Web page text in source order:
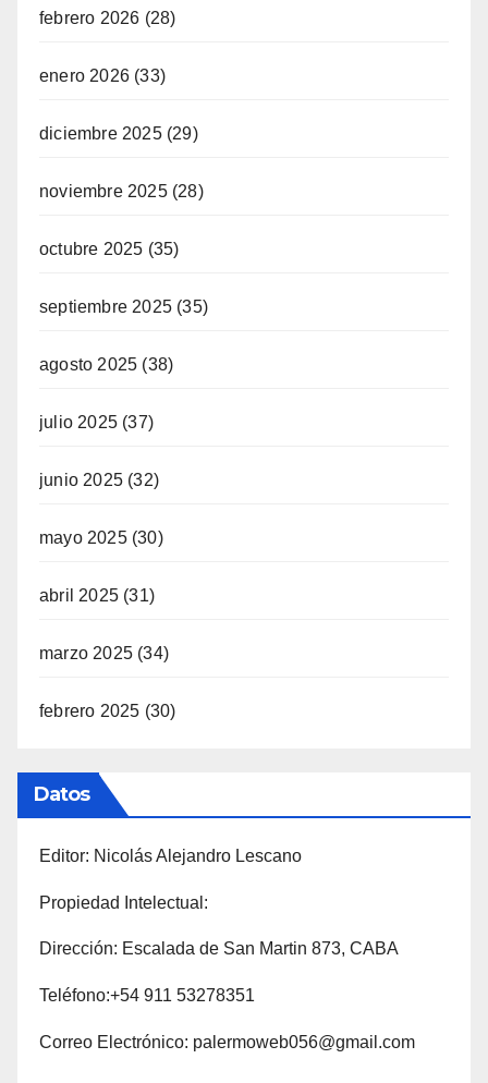
febrero 2026 (28)
enero 2026 (33)
diciembre 2025(29)
noviembre 2025(28)
octubre 2025 (35)
septiembre 2025 (35)
agosto 2025 (38)
julio 2025 (37)
junio 2025 (32)
mayo 2025(30)
abril 2025 (31)
marzo 2025 (34)
febrero 2025 (30)
Datos
Editor: Nicolás Alejandro Lescano
Propiedad Intelectual:
Dirección: Escalada de San Martin 873, CABA
Teléfono:+54 911 53278351
Correo Electrónico: palermoweb056@gmail.com